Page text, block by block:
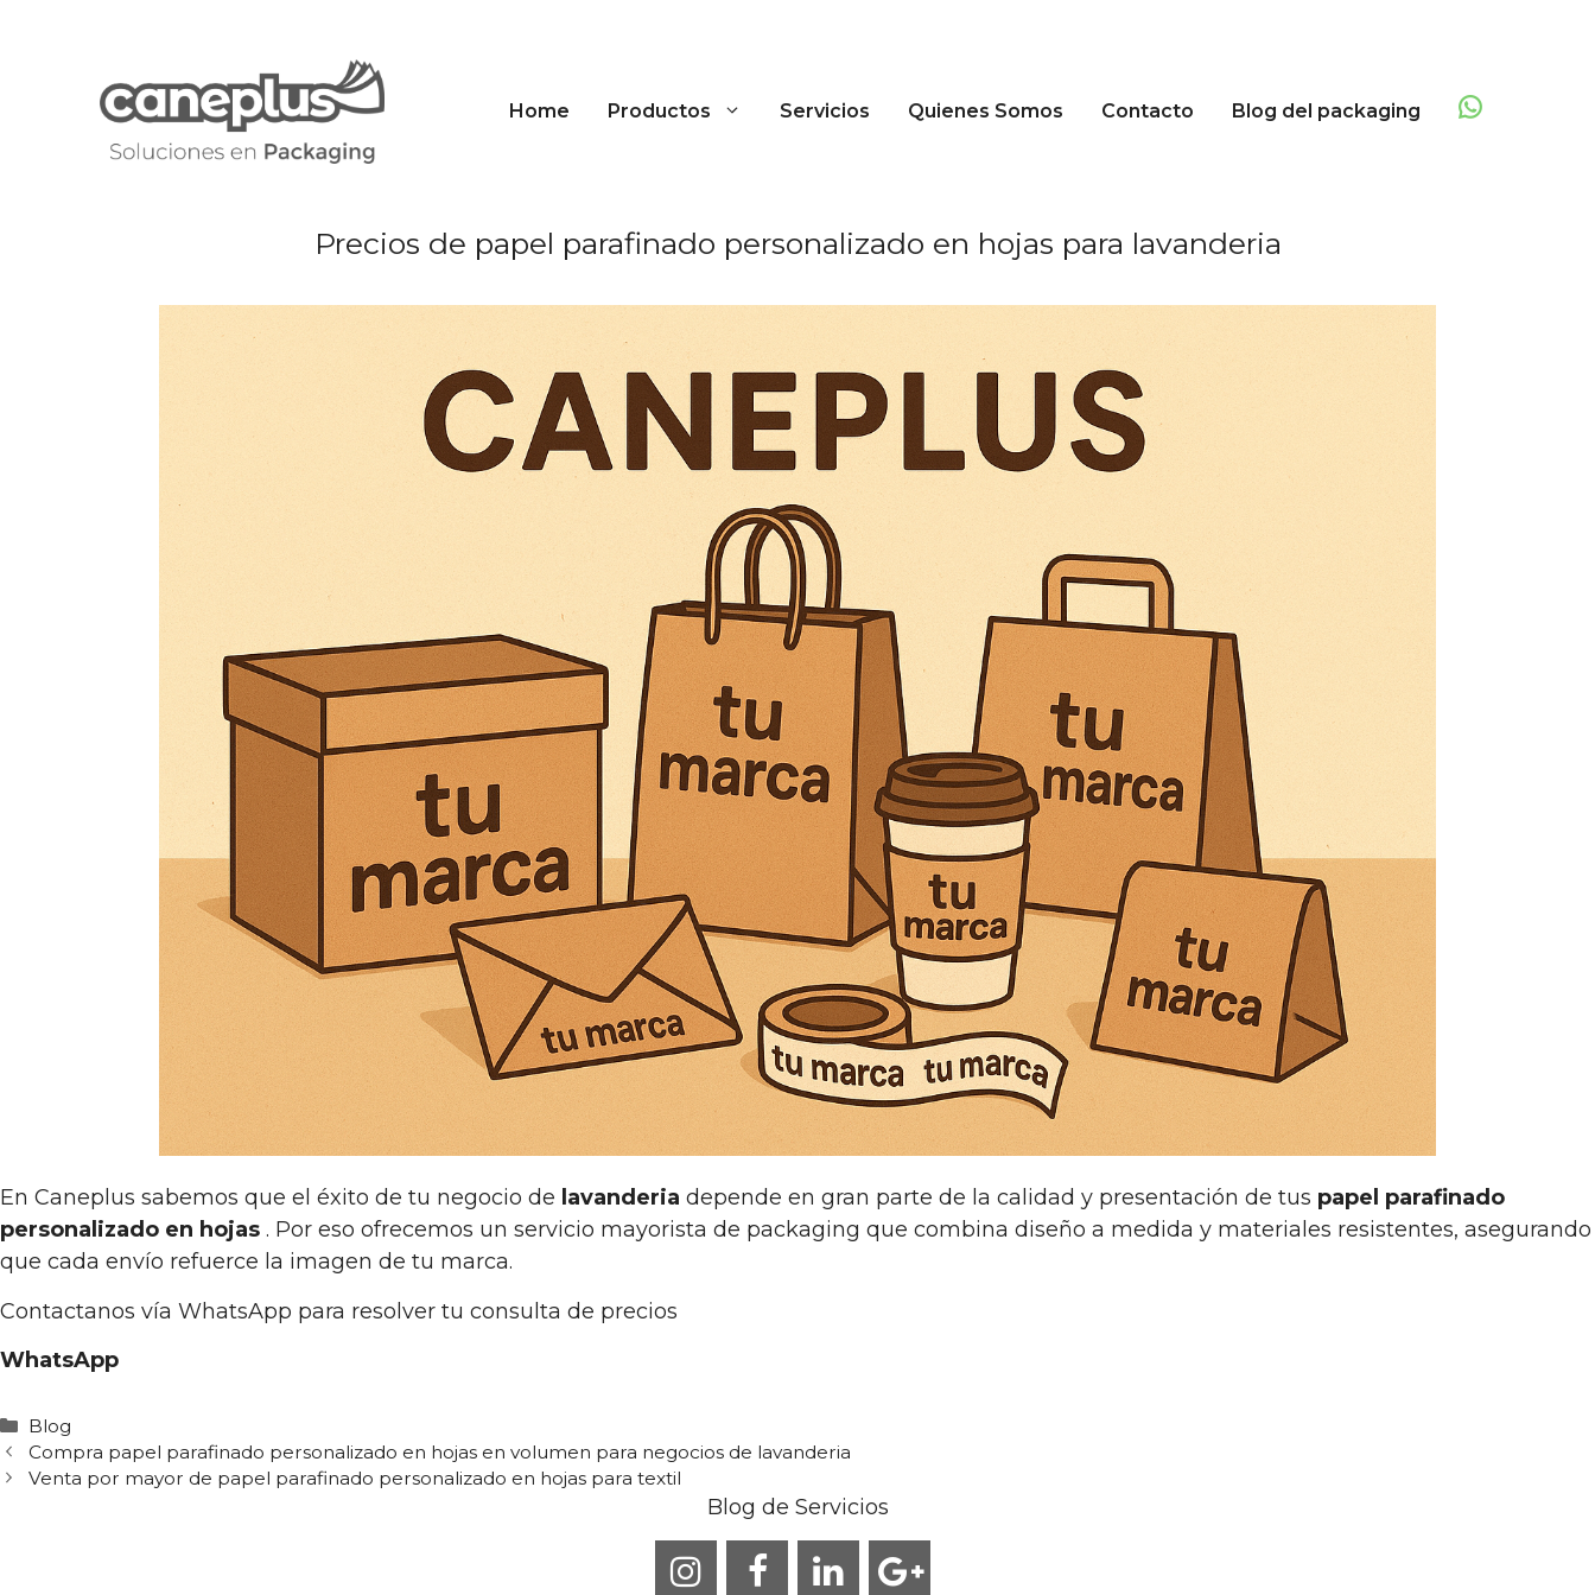
Home Productos Servicios Quienes Somos Contacto Blog del packaging
Precios de papel parafinado personalizado en hojas para lavanderia
En Caneplus sabemos que el éxito de tu negocio de lavanderia depende en gran parte de la calidad y presentación de tus papel parafinado
personalizado en hojas . Por eso ofrecemos un servicio mayorista de packaging que combina diseño a medida y materiales resistentes, asegurando
que cada envío refuerce la imagen de tu marca.
Contactanos vía WhatsApp para resolver tu consulta de precios
WhatsApp
Categorías
Blog
Compra papel parafinado personalizado en hojas en volumen para negocios de lavanderia
Venta por mayor de papel parafinado personalizado en hojas para textil
Blog de Servicios